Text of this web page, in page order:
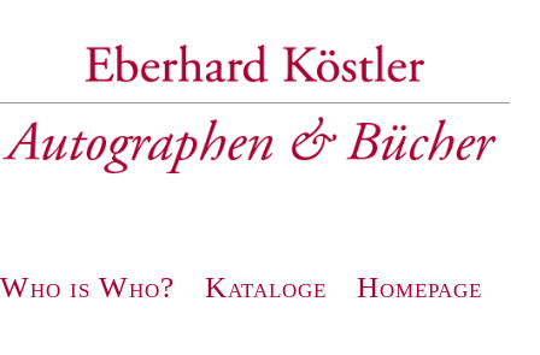
Navigation
Who is Who? Kataloge Homepage